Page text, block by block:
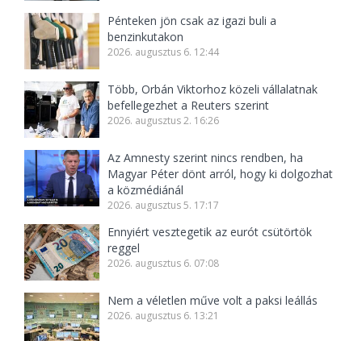
Pénteken jön csak az igazi buli a
benzinkutakon
2026. augusztus 6. 12:44
Több, Orbán Viktorhoz közeli vállalatnak
befellegezhet a Reuters szerint
2026. augusztus 2. 16:26
Az Amnesty szerint nincs rendben, ha
Magyar Péter dönt arról, hogy ki dolgozhat
a közmédiánál
2026. augusztus 5. 17:17
Ennyiért vesztegetik az eurót csütörtök
reggel
2026. augusztus 6. 07:08
Nem a véletlen műve volt a paksi leállás
2026. augusztus 6. 13:21